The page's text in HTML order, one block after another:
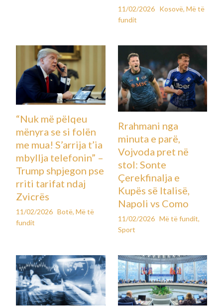
11/02/2026 Kosovë, Më të
fundit
“Nuk më pëlqeu
mënyra se si folën
me mua! S’arrija t’ia
mbyllja telefonin” –
Trump shpjegon pse
rriti tarifat ndaj
Zvicrës
11/02/2026 Botë,Më të
fundit
Rrahmani nga
minuta e parë,
Vojvoda pret në
stol: Sonte
Çerekfinalja e
Kupës së Italisë,
Napoli vs Como
11/02/2026 Më të fundit,
Sport